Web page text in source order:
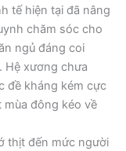
tế hiện tại đã nâng
chăm sóc cho
ngủ đáng coi
Hệ xương chưa
đề kháng kém cực
mùa đông kéo về
thịt đến mức người